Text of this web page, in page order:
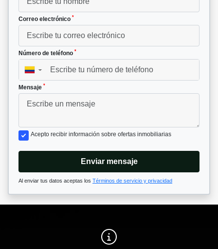
Correo electrónico *
Número de teléfono *
▼
Mensaje *
Acepto recibir información sobre ofertas inmobiliarias
Enviar mensaje
Al enviar tus datos aceptas los Términos de servicio y privacidad